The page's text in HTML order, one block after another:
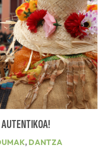
, DANTZA